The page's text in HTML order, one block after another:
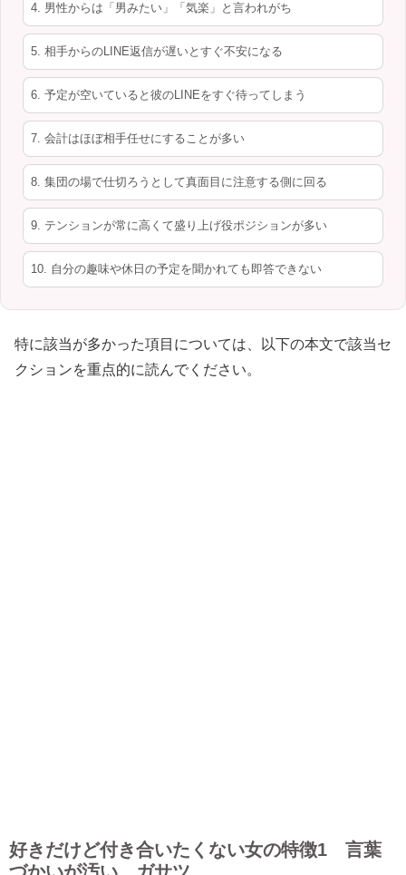
4. 男性からは「男みたい」「気楽」と言われがち
5. 相手からのLINE返信が遅いとすぐ不安になる
6. 予定が空いていると彼のLINEをすぐ待ってしまう
7. 会計はほぼ相手任せにすることが多い
8. 集団の場で仕切ろうとして真面目に注意する側に回る
9. テンションが常に高くて盛り上げ役ポジションが多い
10. 自分の趣味や休日の予定を聞かれても即答できない
特に該当が多かった項目については、以下の本文で該当セ
クションを重点的に読んでください。
好きだけど付き合いたくない女の特徴1 言葉